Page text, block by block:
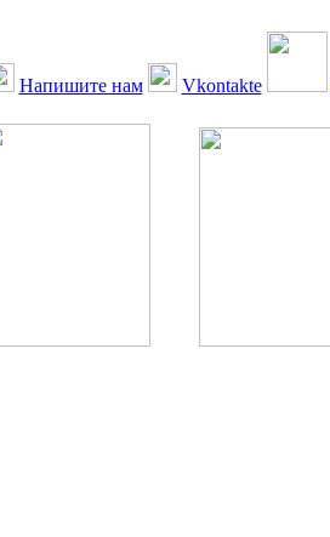
Напишите нам Vkontakte